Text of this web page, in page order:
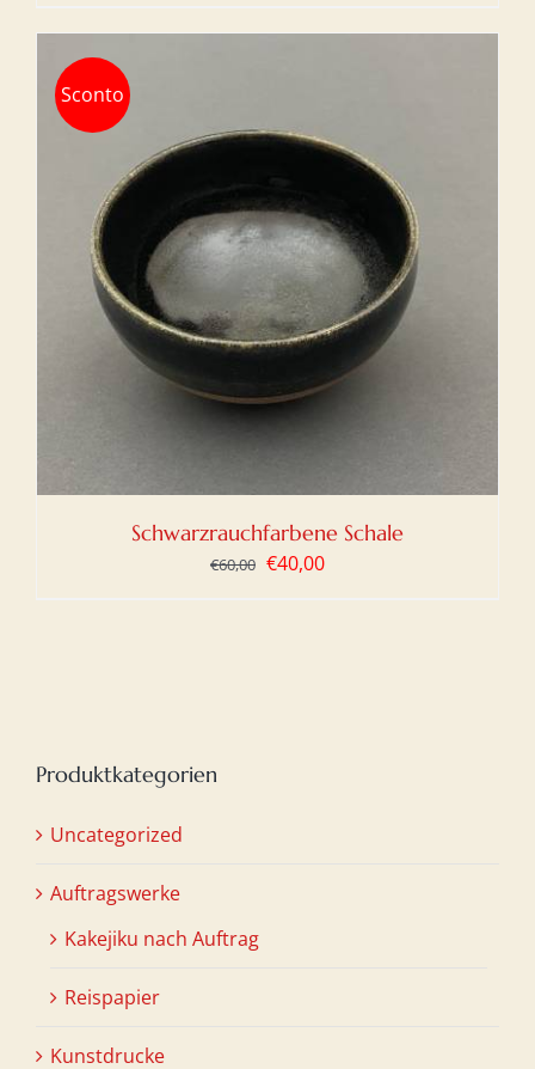
Sconto
Schwarzrauchfarbene Schale
€60,00 Ursprünglicher
€40,00Aktueller
Produktkategorien
Uncategorized
Auftragswerke
Kakejiku nach Auftrag
Reispapier
Kunstdrucke